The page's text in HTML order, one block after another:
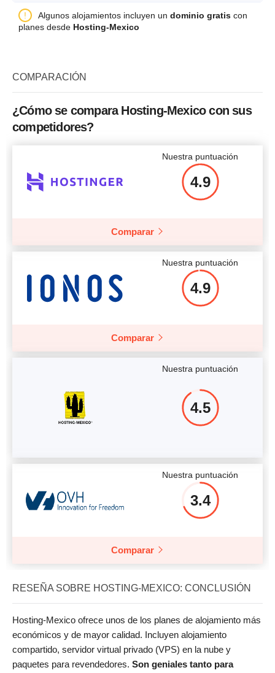
Ancho de banda Ilimitado
Más información
Nombre del plan
Precio
VPS Standard
Más información
Algunos alojamientos incluyen un dominio gratis con
planes desde Hosting-Mexico
COMPARACIÓN
¿Cómo se compara Hosting-Mexico con sus
competidores?
Nuestra puntuación
4.9
Comparar
Nuestra puntuación
4.9
Comparar
Nuestra puntuación
4.5
Nuestra puntuación
3.4
Comparar
RESEÑA SOBRE HOSTING-MEXICO: CONCLUSIÓN
Hosting-Mexico ofrece unos de los planes de alojamiento más
económicos y de mayor calidad. Incluyen alojamiento
compartido, servidor virtual privado (VPS) en la nube y
paquetes para revendedores. Son geniales tanto para